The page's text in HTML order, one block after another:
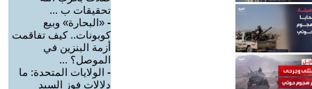
تحقيقات ب ...
- «البحارة» وبيع
كوبونات.. كيف تفاقمت
أزمة البنزين في
الموصل؟ ...
- الولايات المتحدة: ما
دلالات فوز السيد